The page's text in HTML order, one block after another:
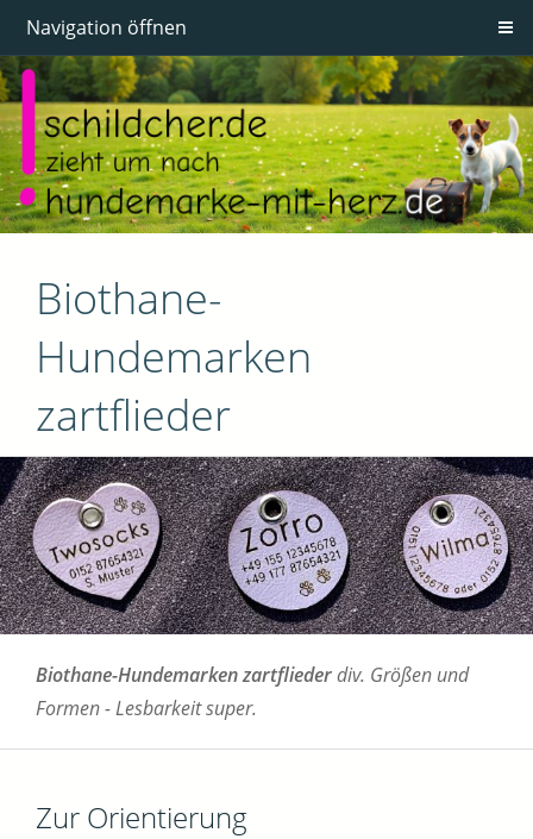
Navigation öffnen
Biothane-
Hundemarken
zartflieder
Biothane-Hundemarken zartfliederdiv. Größen und
Formen - Lesbarkeit super.
Zur Orientierung